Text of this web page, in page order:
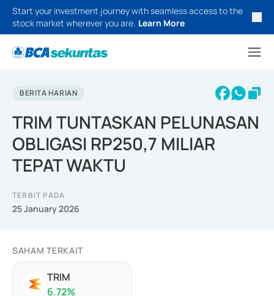
Start your investment journey with seamless access to the
stock market wherever you are. Learn More
BERITA HARIAN
TRIM TUNTASKAN PELUNASAN
OBLIGASI RP250,7 MILIAR
TEPAT WAKTU
TERBIT PADA
25 January 2026
SAHAM TERKAIT
TRIM
6.72%